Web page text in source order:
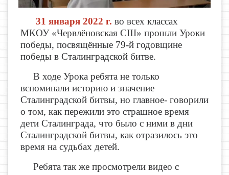
31 января 2022 г. во всех классах
МКОУ «Червлёновская СШ» прошли Уроки
победы, посвящённые 79-й годовщине
победы в Сталинградской битве.
В ходе Урока ребята не только
вспоминали историю и значение
Сталинградской битвы, но главное- говорили
о том, как пережили это страшное время
дети Сталинграда, что было с ними в дни
Сталинградской битвы, как отразилось это
время на судьбах детей.
Ребята так же просмотрели видео с